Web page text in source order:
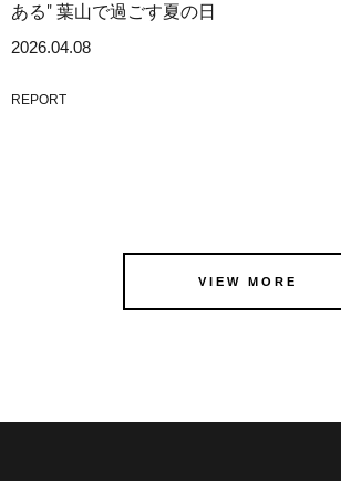
ある" 葉山で過ごす夏の日
2026.04.08
REPORT
VIEW MORE